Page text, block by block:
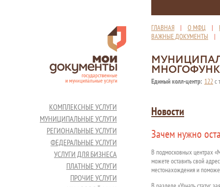
ГЛАВНАЯ | О МФЦ |
ВАЖНЫЕ ДОКУМЕНТЫ
Единый колл-центр: 122с
КОМПЛЕКСНЫЕ УСЛУГИ
МУНИЦИПАЛЬНЫЕ УСЛУГИ
РЕГИОНАЛЬНЫЕ УСЛУГИ
ФЕДЕРАЛЬНЫЕ УСЛУГИ
УСЛУГИ ДЛЯ БИЗНЕСА
ПЛАТНЫЕ УСЛУГИ
ПРОЧИЕ УСЛУГИ
Новости
Зачем нужно
В подмосковных центрах
можете оставить свой
местонахождения и